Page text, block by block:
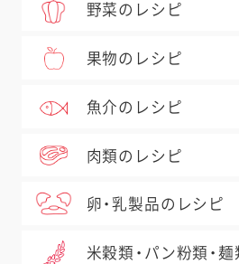
野菜のレシピ
果物のレシピ
魚介のレシピ
肉類のレシピ
卵・乳製品のレシピ
米穀類・パン粉類・